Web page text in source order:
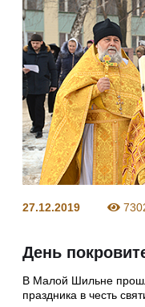
27.12.2019
День
В Малой Шильне
праздника в честь